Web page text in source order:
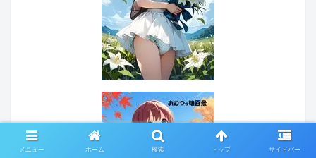
メニュー ホーム 検索 トップ サイドバー